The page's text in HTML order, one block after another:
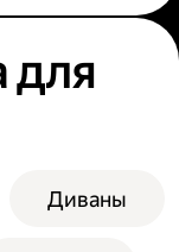
для
Диваны